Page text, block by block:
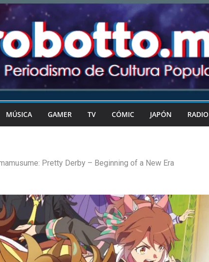
MÚSICA GAMER TV CÓMIC JAPÓN RADIO
Pretty Derby – Beginning of a New Era